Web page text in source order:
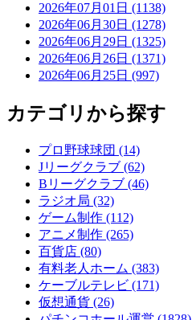
2026年07月01日 (1138)
2026年06月30日 (1278)
2026年06月29日 (1325)
2026年06月26日 (1371)
2026年06月25日 (997)
カテゴリから探す
プロ野球球団 (14)
Jリーグクラブ (62)
Bリーグクラブ (46)
ラジオ局 (32)
ゲーム制作 (112)
アニメ制作 (265)
百貨店 (80)
有料老人ホーム (383)
ケーブルテレビ (171)
仮想通貨 (26)